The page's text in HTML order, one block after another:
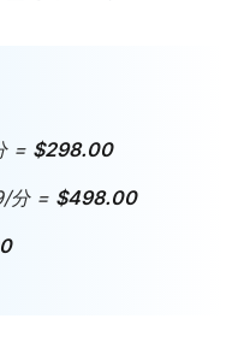
= $298.00
分 = $498.00